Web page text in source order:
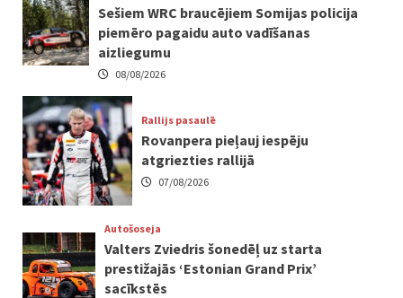
Sešiem WRC braucējiem Somijas policija
piemēro pagaidu auto vadīšanas
aizliegumu
08/08/2026
Rallijs pasaulē
Rovanpera pieļauj iespēju
atgriezties rallijā
07/08/2026
Autošoseja
Valters Zviedris šonedēļ uz starta
prestižajās ‘Estonian Grand Prix’
sacīkstēs